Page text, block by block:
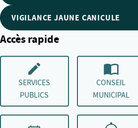
VIGILANCE JAUNE CANICULE
Accès rapide
SERVICES
PUBLICS
CONSEIL
MUNICIPAL